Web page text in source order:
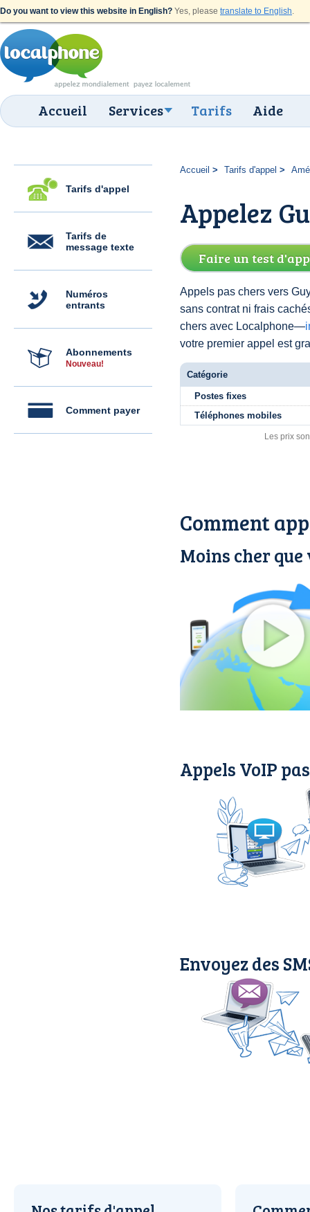
Do you want to view this website in English? Yes, please translate to English.
Accueil Services Tarifs Aide
Tarifs d'appel
Tarifs de
message texte
Numéros
entrants
Abonnements
Nouveau!
Comment payer
Accueil Tarifs d'appel
Appelez
Faire un test
Appels pas chers vers
sans contrat ni frais
chers avec Localphone—
votre premier appel est
Catégorie
Postes fixes
Téléphones mobiles
Les prix
Comment
Moins cher
Appels VoIP
Envoyez des